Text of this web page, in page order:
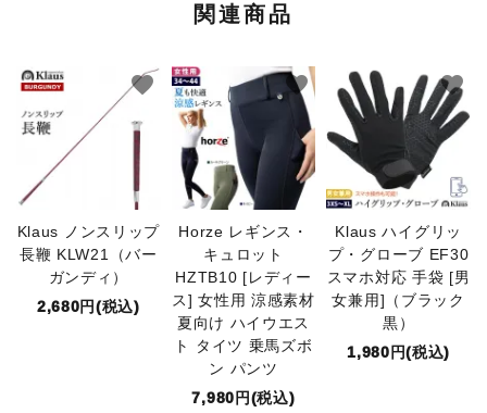
関連商品
Klaus ノンスリップ
長鞭 KLW21（バー
ガンディ）
2,680円(税込)
favorite
Horze レギンス・
キュロット
HZTB10 [レディー
ス] 女性用 涼感素材
夏向け ハイウエス
ト タイツ 乗馬ズボ
ン パンツ
7,980円(税込)
favorite
Klaus ハイグリッ
プ・グローブ EF30
スマホ対応 手袋 [男
女兼用]（ブラック
黒）
1,980円(税込)
favorite